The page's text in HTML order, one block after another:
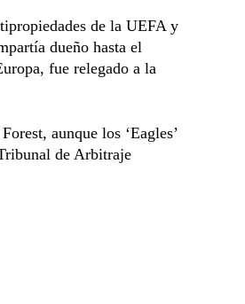
de la UEFA y
dueño hasta el
fue relegado a la
aunque los ‘Eagles’
de Arbitraje